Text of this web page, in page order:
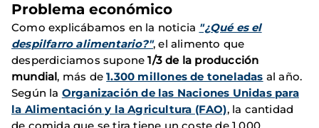
Problema económico
Como explicábamos en la noticia "¿Qué es el
despilfarro alimentario?", el alimento que
desperdiciamos supone1/3 de la producción
mundial, más de1.300 millones de toneladas al año.
Según la Organización de las Naciones Unidas para
la Alimentación y la Agricultura (FAO), la cantidad